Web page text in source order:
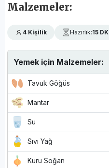
Malzemeler:
4 Kişilik Hazırlık:15 DK
Yemek için Malzemeler:
Tavuk Göğüs
Mantar
Su
Sıvı Yağ
Kuru Soğan